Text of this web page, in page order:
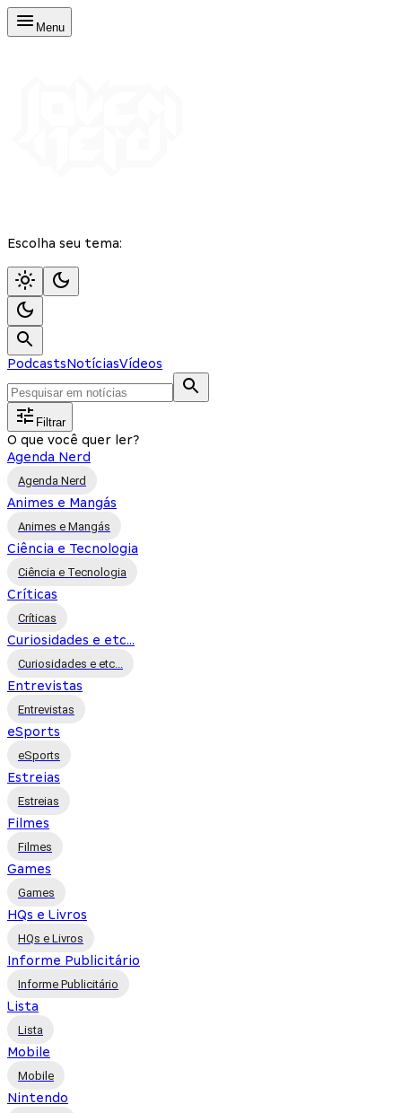
Menu
Escolha seu tema:
PodcastsNotíciasVídeos
Filtrar
O que você quer ler?
Agenda Nerd
Agenda Nerd
Animes e Mangás
Animes e Mangás
Ciência e Tecnologia
Ciência e Tecnologia
Críticas
Críticas
Curiosidades e etc...
Curiosidades e etc...
Entrevistas
Entrevistas
eSports
eSports
Estreias
Estreias
Filmes
Filmes
Games
Games
HQs e Livros
HQs e Livros
Informe Publicitário
Informe Publicitário
Lista
Lista
Mobile
Mobile
Nintendo